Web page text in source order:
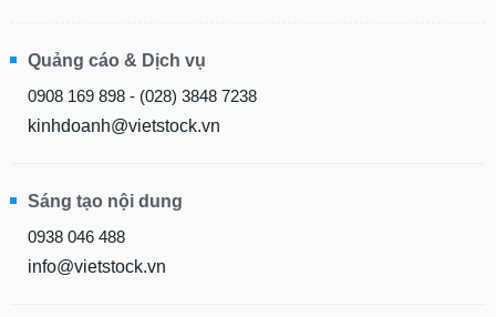
Quảng cáo & Dịch vụ
0908 169 898 - (028) 3848 7238
kinhdoanh@vietstock.vn
Sáng tạo nội dung
0938 046 488
info@vietstock.vn